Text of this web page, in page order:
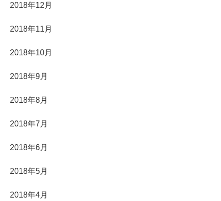
2018年12月
2018年11月
2018年10月
2018年9月
2018年8月
2018年7月
2018年6月
2018年5月
2018年4月